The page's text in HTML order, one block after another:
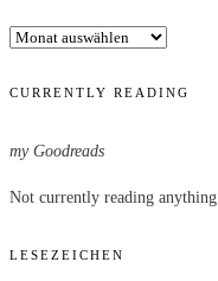
Archiv
CURRENTLY READING
my Goodreads
Not currently reading anything.
LESEZEICHEN